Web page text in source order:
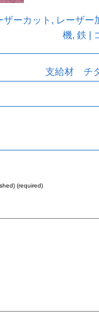
ザーカット , レーザー
機, 鉄
支給材 チ
(required)